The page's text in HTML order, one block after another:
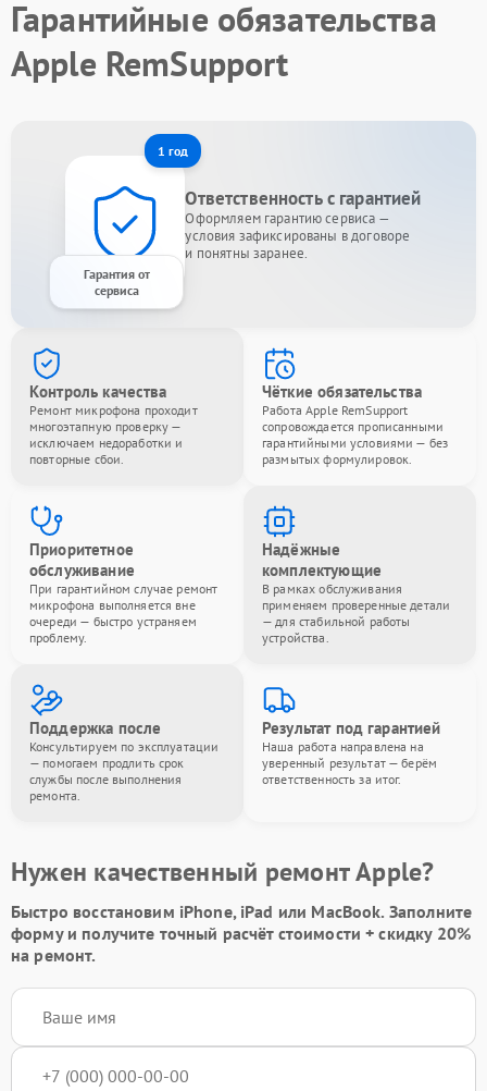
Гарантийные обязательства
Apple RemSupport
1 год
Гарантия от
сервиса
Ответственность с гарантией
Оформляем гарантию сервиса —
условия зафиксированы в договоре
и понятны заранее.
Контроль качества
Ремонт микрофона проходит
многоэтапную проверку —
исключаем недоработки и
повторные сбои.
Чёткие обязательства
Работа Apple RemSupport
сопровождается прописанными
гарантийными условиями — без
размытых формулировок.
Приоритетное
обслуживание
При гарантийном случае ремонт
микрофона выполняется вне
очереди — быстро устраняем
проблему.
Надёжные
комплектующие
В рамках обслуживания
применяем проверенные детали
— для стабильной работы
устройства.
Поддержка после
Консультируем по эксплуатации
— помогаем продлить срок
службы после выполнения
ремонта.
Результат под гарантией
Наша работа направлена на
уверенный результат — берём
ответственность за итог.
Нужен качественный ремонт Apple?
Быстро восстановим iPhone, iPad или MacBook. Заполните
формуи получите точный расчёт стоимости +скидку 20%
на ремонт.